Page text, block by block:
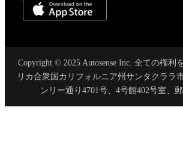
Copyright © 2025 Autosense Inc. 全ての権利
リカ合衆国カリフォルニア州サンタクララ
ンリー通り4701号、4号館402号室、